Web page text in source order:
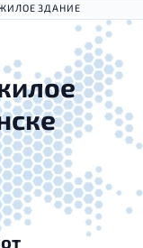
ЗДАНИЕ